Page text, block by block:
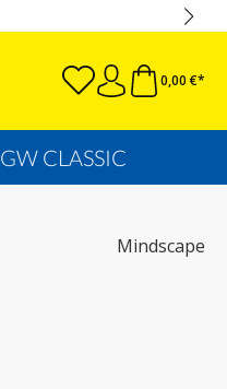
0,00 €*
GW CLASSIC
Mindscape